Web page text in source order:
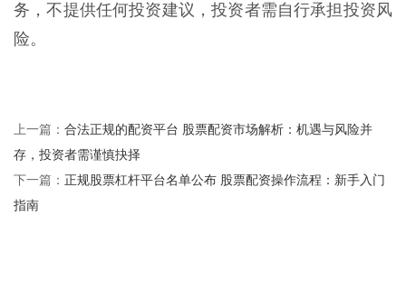
务，不提供任何投资建议，投资者需自行承担投资风
险。
上一篇： 合法正规的配资平台 股票配资市场解析：机遇与风险并
存，投资者需谨慎抉择
下一篇： 正规股票杠杆平台名单公布 股票配资操作流程：新手入门
指南